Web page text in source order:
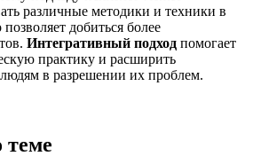
различные методики и техники в
добиться более
Интегративный подход помогает
практику и расширить
в разрешении их проблем.
теме